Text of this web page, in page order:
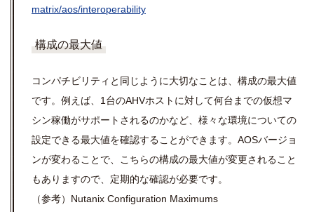
matrix/aos/interoperability
構成の最大値
コンパチビリティと同じように大切なことは、構成の最大値
です。例えば、1台のAHVホストに対して何台までの仮想マ
シン稼働がサポートされるのかなど、様々な環境についての
設定できる最大値を確認することができます。AOSバージョ
ンが変わることで、こちらの構成の最大値が変更されること
もありますので、定期的な確認が必要です。
（参考）Nutanix Configuration Maximums